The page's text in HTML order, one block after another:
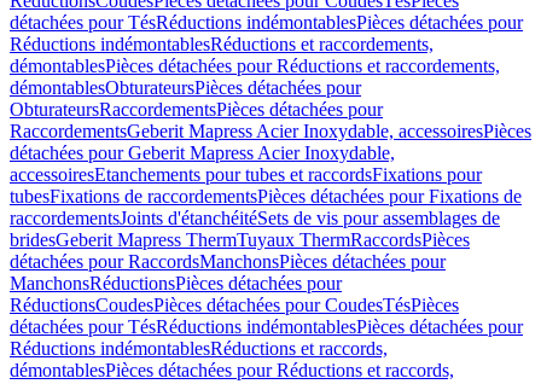
détachées pour TésRéductions indémontablesPièces détachées pour
Réductions indémontablesRéductions et raccordements,
démontablesPièces détachées pour Réductions et raccordements,
démontablesObturateursPièces détachées pour
ObturateursRaccordementsPièces détachées pour
RaccordementsGeberit Mapress Acier Inoxydable, accessoiresPièces
détachées pour Geberit Mapress Acier Inoxydable,
accessoiresEtanchements pour tubes et raccordsFixations pour
tubesFixations de raccordementsPièces détachées pour Fixations de
raccordementsJoints d'étanchéitéSets de vis pour assemblages de
bridesGeberit Mapress ThermTuyaux ThermRaccordsPièces
détachées pour RaccordsManchonsPièces détachées pour
ManchonsRéductionsPièces détachées pour
RéductionsCoudesPièces détachées pour CoudesTésPièces
détachées pour TésRéductions indémontablesPièces détachées pour
Réductions indémontablesRéductions et raccords,
démontablesPièces détachées pour Réductions et raccords,